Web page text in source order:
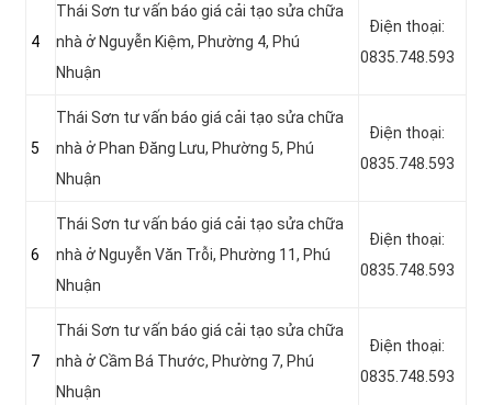
4
Thái Sơn tư vấn báo giá cải tạo sửa chữa
nhà ở Nguyễn Kiệm, Phường 4, Phú
Nhuận
Điện thoại:
0835.748.593
5
Thái Sơn tư vấn báo giá cải tạo sửa chữa
nhà ở Phan Đăng Lưu, Phường 5, Phú
Nhuận
Điện thoại:
0835.748.593
6
Thái Sơn tư vấn báo giá cải tạo sửa chữa
nhà ở Nguyễn Văn Trỗi, Phường 11, Phú
Nhuận
Điện thoại:
0835.748.593
7
Thái Sơn tư vấn báo giá cải tạo sửa chữa
nhà ở Cầm Bá Thước, Phường 7, Phú
Nhuận
Điện thoại:
0835.748.593